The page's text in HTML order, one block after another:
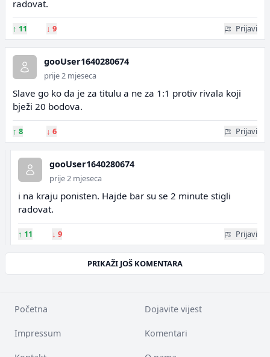
radovat.
↑ 11 ↓ 9 Prijavi
gooUser1640280674
prije 2 mjeseca
Slave go ko da je za titulu a ne za 1:1 protiv rivala koji
bježi 20 bodova.
↑ 8 ↓ 6 Prijavi
gooUser1640280674
prije 2 mjeseca
i na kraju ponisten. Hajde bar su se 2 minute stigli
radovat.
↑ 11 ↓ 9 Prijavi
PRIKAŽI JOŠ KOMENTARA
Početna Dojavite vijest
Impressum Komentari